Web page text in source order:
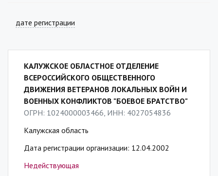
дате регистрации
КАЛУЖСКОЕ ОБЛАСТНОЕ ОТДЕЛЕНИЕ
ВСЕРОССИЙСКОГО ОБЩЕСТВЕННОГО
ДВИЖЕНИЯ ВЕТЕРАНОВ ЛОКАЛЬНЫХ ВОЙН И
ВОЕННЫХ КОНФЛИКТОВ "БОЕВОЕ БРАТСТВО"
ОГРН: 1024000003466, ИНН: 4027054836
Калужская область
Дата регистрации организации: 12.04.2002
Недействующая